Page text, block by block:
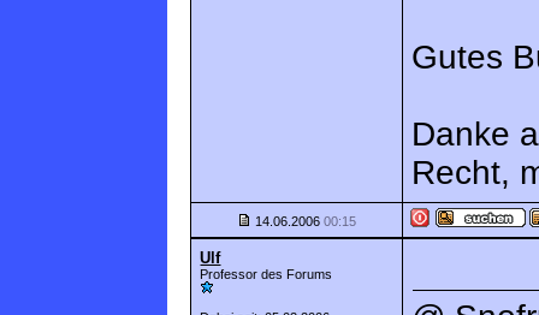
Gutes
Danke
Recht,
14.06.200600:15
Ulf
Professor des Forums